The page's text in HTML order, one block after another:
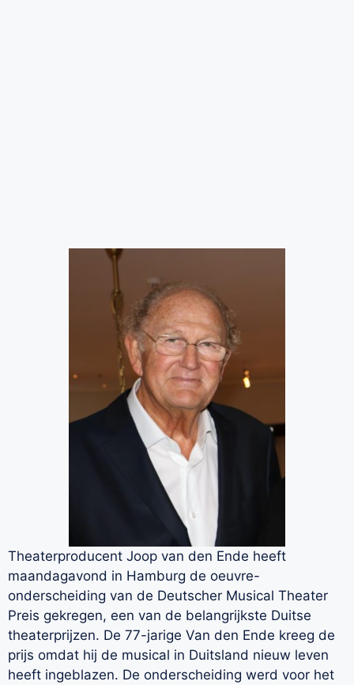
Theaterproducent Joop van den Ende heeft
maandagavond in Hamburg de oeuvre-
onderscheiding van de Deutscher Musical Theater
Preis gekregen, een van de belangrijkste Duitse
theaterprijzen. De 77-jarige Van den Ende kreeg de
prijs omdat hij de musical in Duitsland nieuw leven
heeft ingeblazen. De onderscheiding werd voor het